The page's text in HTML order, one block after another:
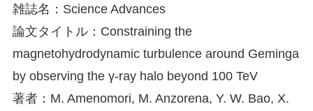
雑誌名：Science Advances
論文タイトル：Constraining the
magnetohydrodynamic turbulence around Geminga
by observing the γ-ray halo beyond 100 TeV
著者：M. Amenomori, M. Anzorena, Y. W. Bao, X.